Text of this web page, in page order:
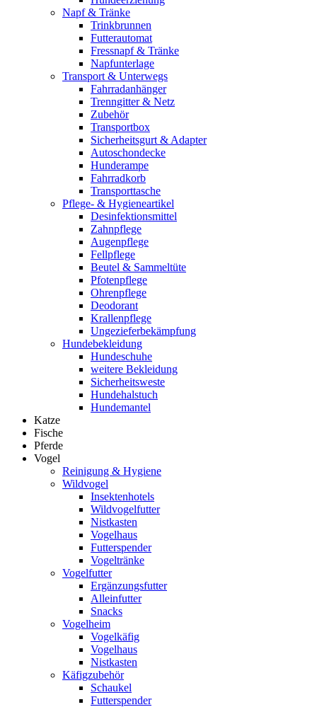
Napf & Tränke
Trinkbrunnen
Futterautomat
Fressnapf & Tränke
Napfunterlage
Transport & Unterwegs
Fahrradanhänger
Trenngitter & Netz
Zubehör
Transportbox
Sicherheitsgurt & Adapter
Autoschondecke
Hunderampe
Fahrradkorb
Transporttasche
Pflege- & Hygieneartikel
Desinfektionsmittel
Zahnpflege
Augenpflege
Fellpflege
Beutel & Sammeltüte
Pfotenpflege
Ohrenpflege
Deodorant
Krallenpflege
Ungezieferbekämpfung
Hundebekleidung
Hundeschuhe
weitere Bekleidung
Sicherheitsweste
Hundehalstuch
Hundemantel
Katze
Fische
Pferde
Vogel
Reinigung & Hygiene
Wildvogel
Insektenhotels
Wildvogelfutter
Nistkasten
Vogelhaus
Futterspender
Vogeltränke
Vogelfutter
Ergänzungsfutter
Alleinfutter
Snacks
Vogelheim
Vogelkäfig
Vogelhaus
Nistkasten
Käfigzubehör
Schaukel
Futterspender